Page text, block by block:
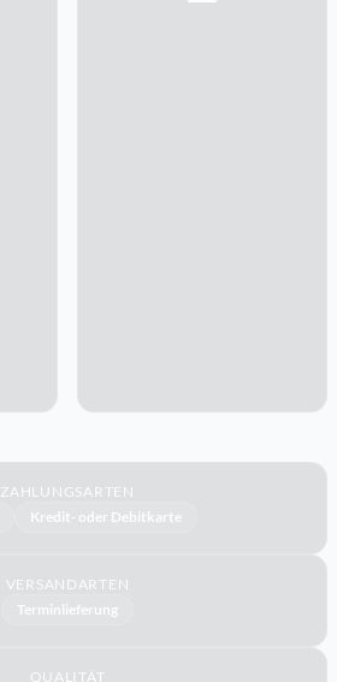
ZAHLUNGSARTEN
Kredit- oder Debitkarte
VERSANDARTEN
Terminlieferung
QUALITÄT